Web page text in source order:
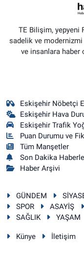
TE Bilişim, yepyeni
sadelik ve modernizmi
ve insanlara haber
Eskişehir Nöbetçi
Eskişehir Hava
Eskişehir Trafik
Puan Durumu ve
Tüm Manşetler
Son Dakika
Haber Arşivi
GÜNDEM
SPOR
ASAYİŞ
SAĞLIK
YAŞAM
Künye İletişim